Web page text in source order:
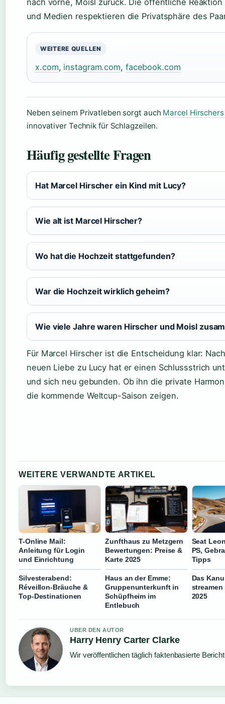
nach vorne, Moisl zurück. Die öffentliche
und Medien respektieren die Privatsphäre des
WEITERE QUELLEN
x.com, instagram.com, facebook.com
Neben seinem Privatleben sorgt auch Marcel
innovativer Technik für Schlagzeilen.
Häufig gestellte Fragen
Hat Marcel Hirscher ein Kind mit Lucy?
Wie alt ist Marcel Hirscher?
Wo hat die Hochzeit stattgefunden?
War die Hochzeit wirklich geheim?
Wie viele Jahre waren Hirscher und Moisl
Für Marcel Hirscher ist die Entscheidung klar:
neuen Liebe zu Lucy hat er einen Schlussstrich
und sich neu gebunden. Ob ihn die private
die kommende Weltcup-Saison zeigen.
WEITERE VERWANDTE ARTIKEL
T-Online Mail:
Anleitung für Login
und Einrichtung
Zunfthaus zu Metzgern
Bewertungen: Preise &
Karte 2025
Seat
PS,
Tipps
Silvesterabend:
Réveillon-Bräuche &
Top-Destinationen
Haus an der Emme:
Gruppenunterkunft in
Schüpfheim im
Entlebuch
Das
streamen
2025
UBER DEN AUTOR
Harry Henry Carter Clarke
Wir veröffentlichen täglich faktenbasierte